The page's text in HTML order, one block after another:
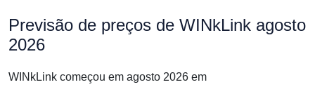
Previsão de preços de WINkLink agosto
2026
WINkLink começou em agosto 2026 em